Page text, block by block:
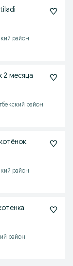
район
2 месяца
район
район
район